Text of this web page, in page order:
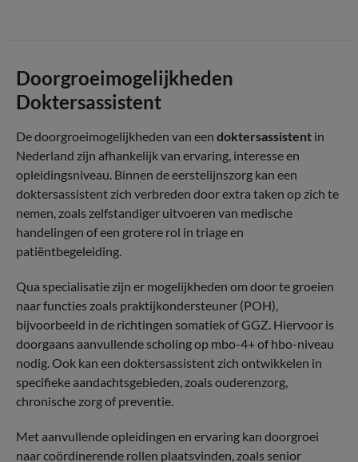
Doorgroeimogelijkheden
Doktersassistent
De doorgroeimogelijkheden van een doktersassistent in
Nederland zijn afhankelijk van ervaring, interesse en
opleidingsniveau. Binnen de eerstelijnszorg kan een
doktersassistent zich verbreden door extra taken op zich te
nemen, zoals zelfstandiger uitvoeren van medische
handelingen of een grotere rol in triage en
patiëntbegeleiding.
Qua specialisatie zijn er mogelijkheden om door te groeien
naar functies zoals praktijkondersteuner (POH),
bijvoorbeeld in de richtingen somatiek of GGZ. Hiervoor is
doorgaans aanvullende scholing op mbo-4+ of hbo-niveau
nodig. Ook kan een doktersassistent zich ontwikkelen in
specifieke aandachtsgebieden, zoals ouderenzorg,
chronische zorg of preventie.
Met aanvullende opleidingen en ervaring kan doorgroei
naar coördinerende rollen plaatsvinden, zoals senior